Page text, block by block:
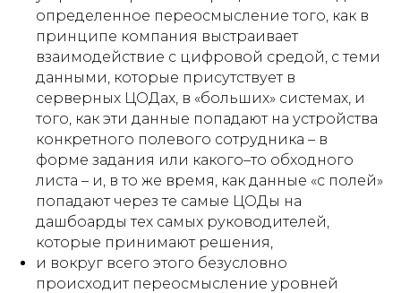
определенное переосмысление того, как в
принципе компания выстраивает
взаимодействие с цифровой средой, с теми
данными, которые присутствует в
серверных ЦОДах, в «больших» системах, и
того, как эти данные попадают на устройства
конкретного полевого сотрудника – в
форме задания или какого–то обходного
листа – и, в то же время, как данные «с полей»
попадают через те самые ЦОДы на
дашбоарды тех самых руководителей,
которые принимают решения,
и вокруг всего этого безусловно
происходит переосмысление уровней